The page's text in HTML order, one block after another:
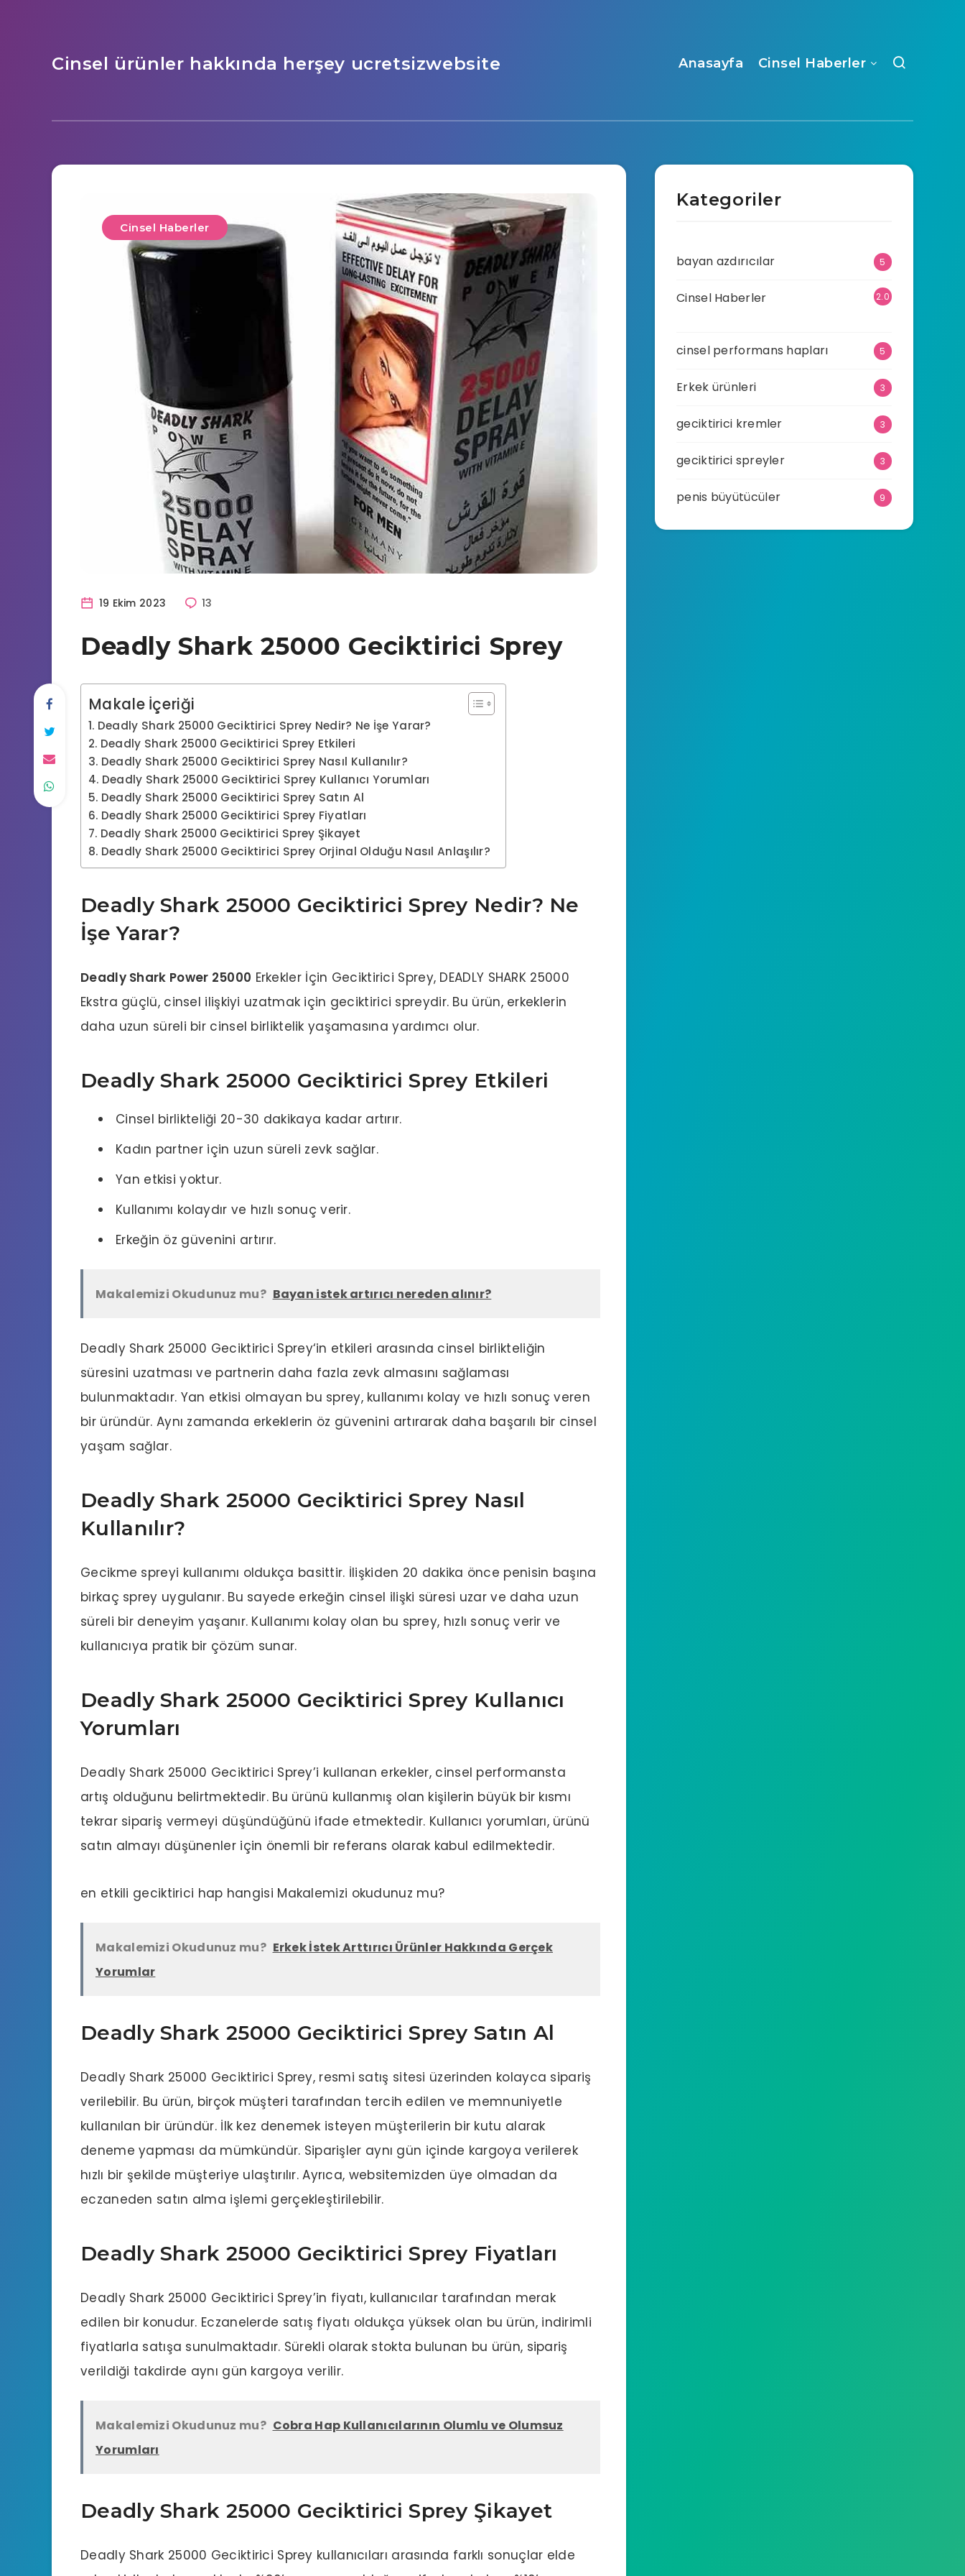
Cinsel ürünler hakkında herşey ucretsizwebsite Anasayfa Cinsel Haberler
Cinsel Haberler
19 Ekim 2023 13
Deadly Shark 25000 Geciktirici Sprey
Makale İçeriği
Deadly Shark 25000 Geciktirici Sprey Nedir? Ne İşe Yarar?
Deadly Shark 25000 Geciktirici Sprey Etkileri
Deadly Shark 25000 Geciktirici Sprey Nasıl Kullanılır?
Deadly Shark 25000 Geciktirici Sprey Kullanıcı Yorumları
Deadly Shark 25000 Geciktirici Sprey Satın Al
Deadly Shark 25000 Geciktirici Sprey Fiyatları
Deadly Shark 25000 Geciktirici Sprey Şikayet
Deadly Shark 25000 Geciktirici Sprey Orjinal Olduğu Nasıl Anlaşılır?
Deadly Shark 25000 Geciktirici Sprey Nedir? Ne
İşe Yarar?
Deadly Shark Power 25000 Erkekler İçin Geciktirici Sprey, DEADLY SHARK 25000
Ekstra güçlü, cinsel ilişkiyi uzatmak için geciktirici spreydir. Bu ürün, erkeklerin
daha uzun süreli bir cinsel birliktelik yaşamasına yardımcı olur.
Deadly Shark 25000 Geciktirici Sprey Etkileri
Cinsel birlikteliği 20-30 dakikaya kadar artırır.
Kadın partner için uzun süreli zevk sağlar.
Yan etkisi yoktur.
Kullanımı kolaydır ve hızlı sonuç verir.
Erkeğin öz güvenini artırır.
Makalemizi Okudunuz mu? Bayan istek artırıcı nereden alınır?
Deadly Shark 25000 Geciktirici Sprey‘in etkileri arasında cinsel birlikteliğin
süresini uzatması ve partnerin daha fazla zevk almasını sağlaması
bulunmaktadır. Yan etkisi olmayan bu sprey, kullanımı kolay ve hızlı sonuç veren
bir üründür. Aynı zamanda erkeklerin öz güvenini artırarak daha başarılı bir cinsel
yaşam sağlar.
Deadly Shark 25000 Geciktirici Sprey Nasıl
Kullanılır?
Gecikme spreyi kullanımı oldukça basittir. İlişkiden 20 dakika önce penisin başına
birkaç sprey uygulanır. Bu sayede erkeğin cinsel ilişki süresi uzar ve daha uzun
süreli bir deneyim yaşanır. Kullanımı kolay olan bu sprey, hızlı sonuç verir ve
kullanıcıya pratik bir çözüm sunar.
Deadly Shark 25000 Geciktirici Sprey Kullanıcı
Yorumları
Deadly Shark 25000 Geciktirici Sprey’i kullanan erkekler, cinsel performansta
artış olduğunu belirtmektedir. Bu ürünü kullanmış olan kişilerin büyük bir kısmı
tekrar sipariş vermeyi düşündüğünü ifade etmektedir. Kullanıcı yorumları, ürünü
satın almayı düşünenler için önemli bir referans olarak kabul edilmektedir.
en etkili geciktirici hap hangisi Makalemizi okudunuz mu?
Makalemizi Okudunuz mu? Erkek İstek Arttırıcı Ürünler Hakkında Gerçek
Yorumlar
Deadly Shark 25000 Geciktirici Sprey Satın Al
Deadly Shark 25000 Geciktirici Sprey, resmi satış sitesi üzerinden kolayca sipariş
verilebilir. Bu ürün, birçok müşteri tarafından tercih edilen ve memnuniyetle
kullanılan bir üründür. İlk kez denemek isteyen müşterilerin bir kutu alarak
deneme yapması da mümkündür. Siparişler aynı gün içinde kargoya verilerek
hızlı bir şekilde müşteriye ulaştırılır. Ayrıca, websitemizden üye olmadan da
eczaneden satın alma işlemi gerçekleştirilebilir.
Deadly Shark 25000 Geciktirici Sprey Fiyatları
Deadly Shark 25000 Geciktirici Sprey’in fiyatı, kullanıcılar tarafından merak
edilen bir konudur. Eczanelerde satış fiyatı oldukça yüksek olan bu ürün, indirimli
fiyatlarla satışa sunulmaktadır. Sürekli olarak stokta bulunan bu ürün, sipariş
verildiği takdirde aynı gün kargoya verilir.
Makalemizi Okudunuz mu? Cobra Hap Kullanıcılarının Olumlu ve Olumsuz
Yorumları
Deadly Shark 25000 Geciktirici Sprey Şikayet
Deadly Shark 25000 Geciktirici Sprey kullanıcıları arasında farklı sonuçlar elde
Kategoriler
bayan azdırıcılar 5
Cinsel Haberler
2.0
cinsel performans hapları 5
Erkek ürünleri 3
geciktirici kremler 3
geciktirici spreyler 3
penis büyütücüler 9